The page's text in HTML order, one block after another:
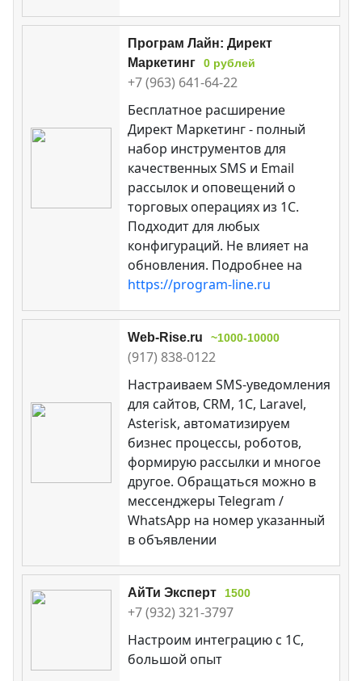
Програм Лайн: Директ
Маркетинг
0 рублей
+7 (963) 641-64-22
Бесплатное расширение
Директ Маркетинг - полный
набор инструментов для
качественных SMS и Email
рассылок и оповещений о
торговых операциях из 1С.
Подходит для любых
конфигураций. Не влияет на
обновления. Подробнее на
https://program-line.ru
Web-Rise.ru ~1000-10000
(917) 838-0122
Настраиваем SMS-уведомления
для сайтов, CRM, 1C, Laravel,
Asterisk, автоматизируем
бизнес процессы, роботов,
формирую рассылки и многое
другое. Обращаться можно в
мессенджеры Telegram /
WhatsApp на номер указанный
в объявлении
АйТи Эксперт 1500
+7 (932) 321-3797
Настроим интеграцию с 1С,
большой опыт